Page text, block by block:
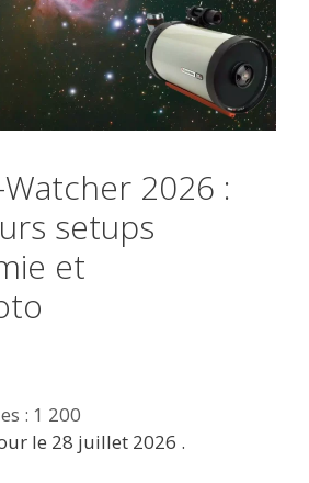
2026 :
setups
et
: 1 200
le 28 juillet 2026 .